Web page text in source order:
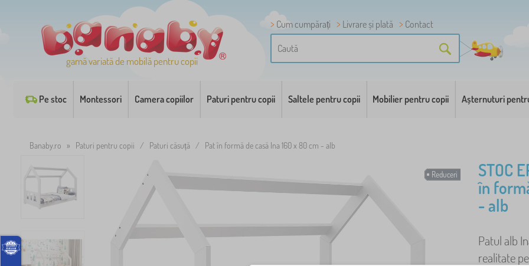
gamă variată de mobilă pentru copii
Cum cumpărați Livrare și plată
Contact
Pe stoc Montessori Camera copiilor Paturi pentru copii Saltele pentru copii Mobilier pentru copii Așternuturi
Banaby.ro » Paturi pentru copii / Paturi căsuță / Pat în formă de casă Ina 160 x 80 cm - alb
Reduceri
STOC
în
- alb
Patul alb
realitate